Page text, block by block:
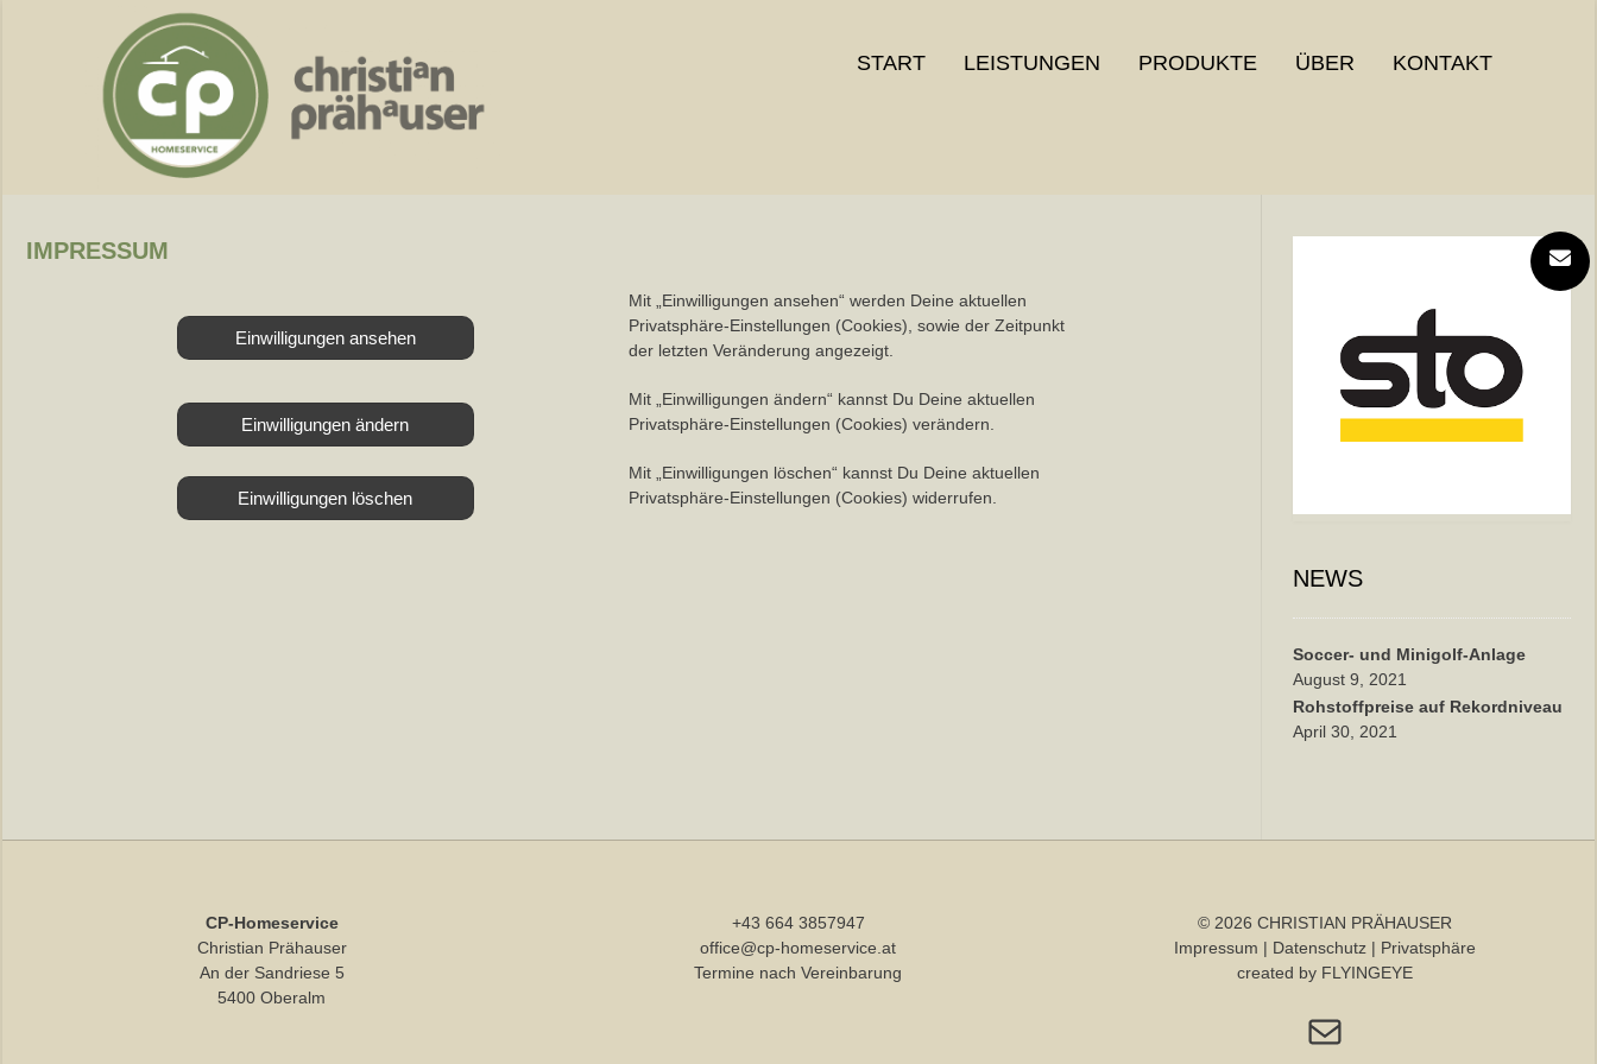
START LEISTUNGEN PRODUKTE ÜBER KONTAKT
IMPRESSUM
Einwilligungen ansehen
Mit „Einwilligungen ansehen“ werden Deine aktuellen
Privatsphäre-Einstellungen (Cookies), sowie der Zeitpunkt
der letzten Veränderung angezeigt.
Einwilligungen ändern
Mit „Einwilligungen ändern“ kannst Du Deine aktuellen
Privatsphäre-Einstellungen (Cookies) verändern.
Einwilligungen löschen
Mit „Einwilligungen löschen“ kannst Du Deine aktuellen
Privatsphäre-Einstellungen (Cookies) widerrufen.
NEWS
Soccer- und Minigolf-Anlage
August 9, 2021
Rohstoffpreise auf Rekordniveau
April 30, 2021
CP-Homeservice
Christian Prähauser
An der Sandriese 5
5400 Oberalm
+43 664 3857947
office@cp-homeservice.at
Termine nach Vereinbarung
© 2026 CHRISTIAN PRÄHAUSER
Impressum | Datenschutz | Privatsphäre
created by FLYINGEYE
E-Mail